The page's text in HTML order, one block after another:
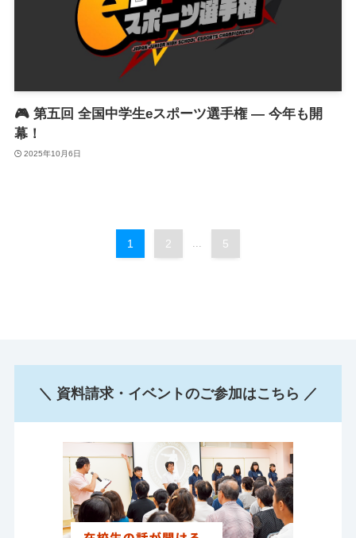
🎮 第五回 全国中学生eスポーツ選手権 ― 今年も開
幕！
2025年10月6日
1 2 ... 5
＼ 資料請求・イベントのご参加はこちら ／